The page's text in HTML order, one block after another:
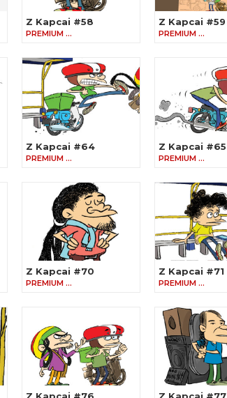
Z Kapcai #58
PREMIUM …
Z Kapcai #59
PREMIUM …
Z Kapcai #64
PREMIUM …
Z Kapcai #65
PREMIUM …
Z Kapcai #70
PREMIUM …
Z Kapcai #71
PREMIUM …